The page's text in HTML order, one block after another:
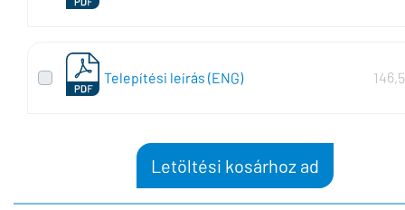
Telepítési leírás (ENG)
Letöltési kosárhoz ad